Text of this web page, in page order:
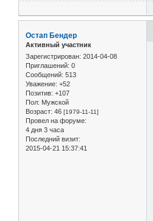
Остап Бендер
Активный участник
Зарегистрирован: 2014-04-08
Приглашений: 0
Сообщений: 513
Уважение: +52
Позитив: +107
Пол: Мужской
Возраст: 46 [1979-11-11]
Провел на форуме:
4 дня 3 часа
Последний визит:
2015-04-21 15:37:41